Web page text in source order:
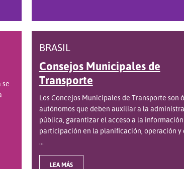
se
BRASIL
Consejos Municipales de
Transporte
Los Concejos Municipales de Transporte son
autónomos que deben auxiliar a la
pública, garantizar el acceso a la
participación en la planificación, operación y
...
LEA MÁS